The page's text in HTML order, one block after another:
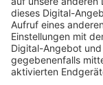
Verpass'
ANTENNE